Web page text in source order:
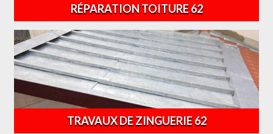
RÉPARATION TOITURE 62
TRAVAUX DE ZINGUERIE 62